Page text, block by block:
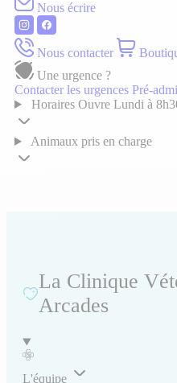
Nous écrire
Nous contacter
Une urgence ?
Contacter les urgences Pré-
Horaires Ouvre Lundi à
Animaux pris en charge
La Clinique
Arcades
L'équipe